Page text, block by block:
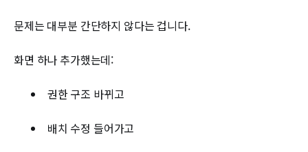
문제는 대부분 간단하지 않다는 겁니다.
화면 하나 추가했는데:
권한 구조 바뀌고
배치 수정 들어가고